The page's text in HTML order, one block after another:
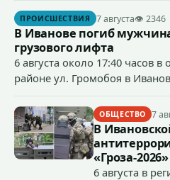
сумму более 4,4 млн рублей
ПРОИСШЕСТВИЯ 7 августа👁 2346
В Иванове погиб
грузового лифта
6 августа около 17:40 часов
районе ул. Громобоя в
ОБЩЕСТВО 7
В
«Гроза-2026»
6 августа в